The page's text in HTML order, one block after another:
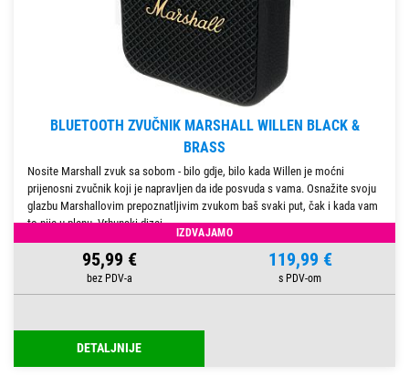
BLUETOOTH ZVUČNIK MARSHALL WILLEN BLACK &
BRASS
Nosite Marshall zvuk sa sobom - bilo gdje, bilo kada Willen je moćni
prijenosni zvučnik koji je napravljen da ide posvuda s vama. Osnažite svoju
glazbu Marshallovim prepoznatljivim zvukom baš svaki put, čak i kada vam
to nije u planu. Vrhunski dizaj
IZDVAJAMO
95,99 € 119,99 €
DETALJNIJE